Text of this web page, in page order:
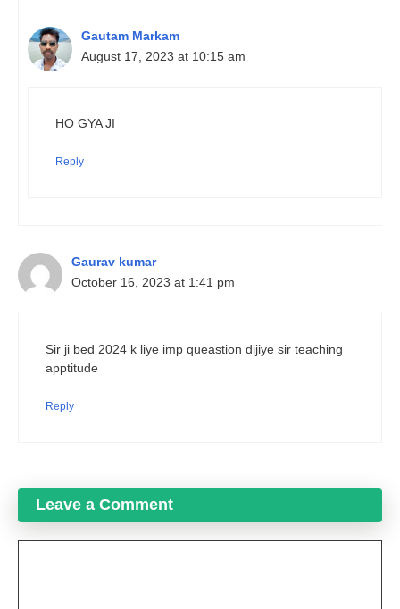
Gautam Markam
August 17, 2023 at 10:15 am
HO GYA JI
Reply
Gaurav kumar
October 16, 2023 at 1:41 pm
Sir ji bed 2024 k liye imp queastion dijiye sir teaching
apptitude
Reply
Leave a Comment